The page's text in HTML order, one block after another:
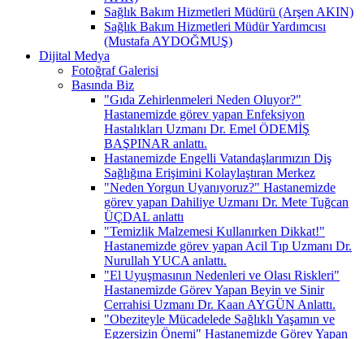
Sağlık Bakım Hizmetleri Müdürü (Arşen AKIN)
Sağlık Bakım Hizmetleri Müdür Yardımcısı
(Mustafa AYDOĞMUŞ)
Dijital Medya
Fotoğraf Galerisi
Basında Biz
"Gıda Zehirlenmeleri Neden Oluyor?"
Hastanemizde görev yapan Enfeksiyon
Hastalıkları Uzmanı Dr. Emel ÖDEMİŞ
BAŞPINAR anlattı.
Hastanemizde Engelli Vatandaşlarımızın Diş
Sağlığına Erişimini Kolaylaştıran Merkez
"Neden Yorgun Uyanıyoruz?" Hastanemizde
görev yapan Dahiliye Uzmanı Dr. Mete Tuğcan
ÜÇDAL anlattı
"Temizlik Malzemesi Kullanırken Dikkat!"
Hastanemizde görev yapan Acil Tıp Uzmanı Dr.
Nurullah YUCA anlattı.
"El Uyuşmasının Nedenleri ve Olası Riskleri"
Hastanemizde Görev Yapan Beyin ve Sinir
Cerrahisi Uzmanı Dr. Kaan AYGÜN Anlattı.
"Obeziteyle Mücadelede Sağlıklı Yaşamın ve
Egzersizin Önemi" Hastanemizde Görev Yapan